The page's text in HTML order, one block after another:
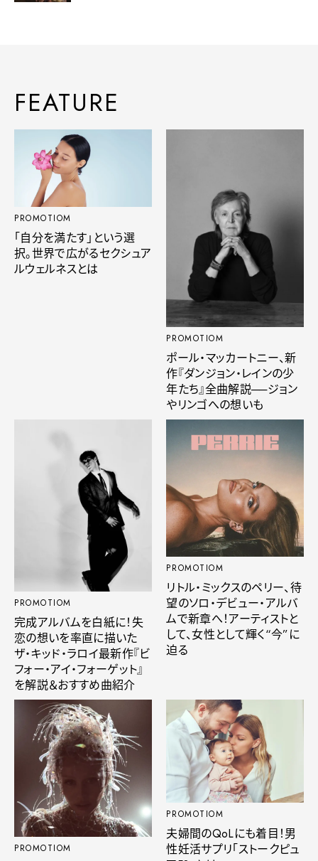
FEATURE
PROMOTIOM
「自分を満たす」という選
択。世界で広がるセクシュア
ルウェルネスとは
PROMOTIOM
ポール・マッカートニー、新
作『ダンジョン・レインの少
年たち』全曲解説──ジョン
やリンゴへの想いも
PROMOTIOM
完成アルバムを白紙に！失
恋の想いを率直に描いた
ザ・キッド・ラロイ最新作『ビ
フォー・アイ・フォーゲット』
を解説＆おすすめ曲紹介
PROMOTIOM
リトル・ミックスのペリー、待
望のソロ・デビュー・アルバ
ムで新章へ！アーティストと
して、女性として輝く“今”に
迫る
PROMOTIOM
PROMOTIOM
夫婦間のQoLにも着目！男
性妊活サプリ「ストークピュ